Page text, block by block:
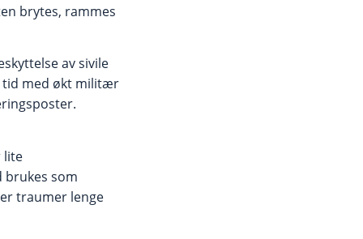
brytes, rammes
av sivile
tid med økt militær
lite
brukes som
traumer lenge